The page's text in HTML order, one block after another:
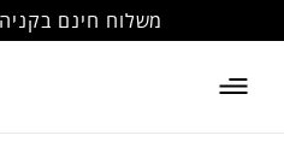
משלוח חינם